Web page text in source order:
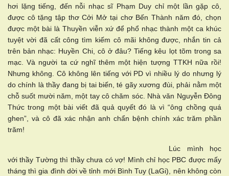
hơi lặng tiếng, đến nỗi nhạc sĩ Phạm Duy chỉ một lần gặp cô,
được cô tặng tập thơ Cởi Mở tại chơ Bến Thành năm đó, chọn
được một bài là Thuyền viễn xứ để phổ nhạc thành một ca khúc
tuyệt vời đã cất công tìm kiếm cô mãi không được, nhắn tin cả
trên bản nhạc: Huyền Chi, cô ở đâu? Tiếng kêu lọt tõm trong sa
mạc. Và người ta cứ nghĩ thêm một hiện tượng TTKH nữa rồi!
Nhưng không. Cô không lên tiếng với PD vì nhiều lý do nhưng lý
do chính là thầy đang bị tai biến, té gãy xương đùi, phải nằm một
chỗ suốt mười năm, một tay cô chăm sóc. Nhà văn Nguyễn Đông
Thức trong một bài viết đã quả quyết đó là vì “ông chồng quá
ghen”, và cô đã xác nhận anh chẩn bệnh chính xác trăm phần
trăm!
Lúc mình học
với thầy Tường thì thầy chưa có vợ! Mình chỉ học PBC được mấy
tháng thì gia đình dời về tỉnh mới Bình Tuy (LaGi), nên không còn